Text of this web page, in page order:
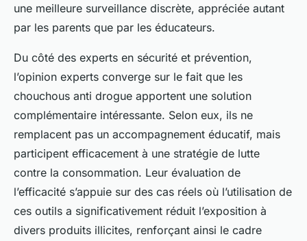
une meilleure surveillance discrète, appréciée autant
par les parents que par les éducateurs.
Du côté des experts en sécurité et prévention,
l’opinion experts converge sur le fait que les
chouchous anti drogue apportent une solution
complémentaire intéressante. Selon eux, ils ne
remplacent pas un accompagnement éducatif, mais
participent efficacement à une stratégie de lutte
contre la consommation. Leur évaluation de
l’efficacité s’appuie sur des cas réels où l’utilisation de
ces outils a significativement réduit l’exposition à
divers produits illicites, renforçant ainsi le cadre